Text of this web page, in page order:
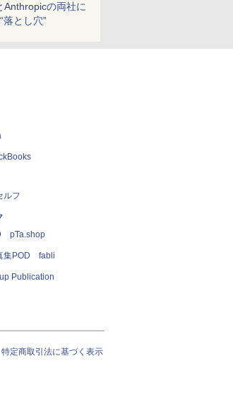
Anthropicの両社に
落とし穴”
ルフ
pTa.shop
集POD fabli
Publication
特定商取引法に基づく表示